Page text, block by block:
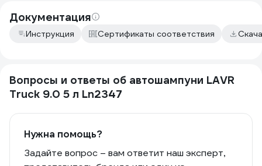
Документация
Инструкция Сертификаты соответствия
Вопросы и ответы об автошампуни LAVR
Truck 9.0 5 л Ln2347
Нужна помощь?
Задайте вопрос – вам ответит наш эксперт,